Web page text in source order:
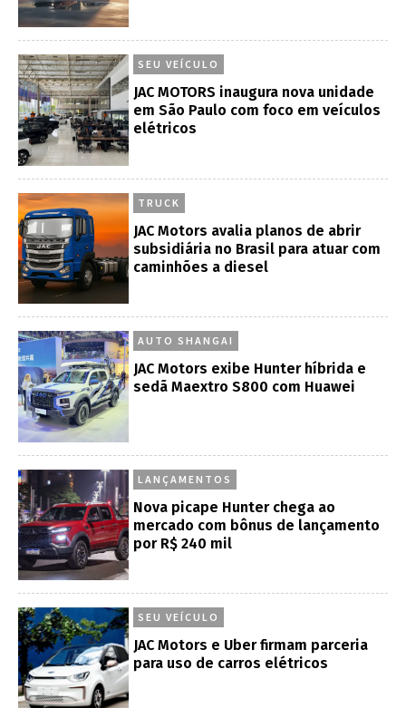
SEU VEÍCULO
JAC MOTORS inaugura nova unidade
em São Paulo com foco em veículos
elétricos
TRUCK
JAC Motors avalia planos de abrir
subsidiária no Brasil para atuar com
caminhões a diesel
AUTO SHANGAI
JAC Motors exibe Hunter híbrida e
sedã Maextro S800 com Huawei
LANÇAMENTOS
Nova picape Hunter chega ao
mercado com bônus de lançamento
por R$ 240 mil
SEU VEÍCULO
JAC Motors e Uber firmam parceria
para uso de carros elétricos